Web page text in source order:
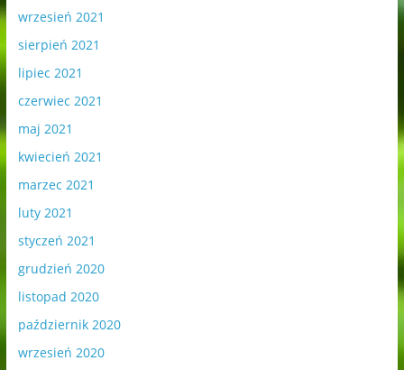
wrzesień 2021
sierpień 2021
lipiec 2021
czerwiec 2021
maj 2021
kwiecień 2021
marzec 2021
luty 2021
styczeń 2021
grudzień 2020
listopad 2020
październik 2020
wrzesień 2020